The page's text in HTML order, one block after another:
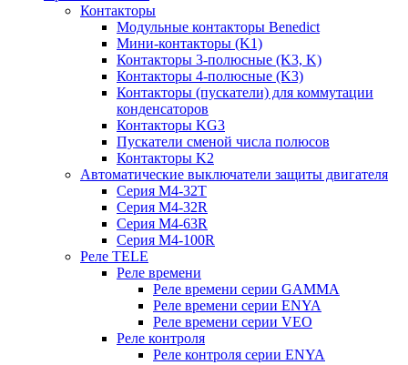
Контакторы
Модульные контакторы Benedict
Мини-контакторы (K1)
Контакторы 3-полюсные (K3, K)
Контакторы 4-полюсные (K3)
Контакторы (пускатели) для коммутации
конденсаторов
Контакторы KG3
Пускатели сменой числа полюсов
Контакторы K2
Автоматические выключатели защиты двигателя
Серия M4-32T
Серия M4-32R
Серия M4-63R
Серия M4-100R
Реле TELE
Реле времени
Реле времени серии GAMMA
Реле времени серии ENYA
Реле времени серии VEO
Реле контроля
Реле контроля серии ENYA